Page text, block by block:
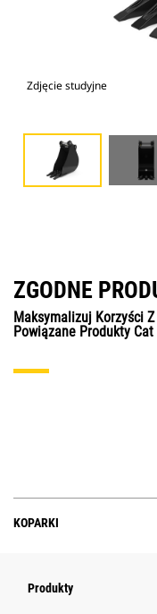
Zdjęcie studyjne
ZGODNE
Maksymalizuj Korzyści
Powiązane Produkty Cat
KOPARKI
Produkty